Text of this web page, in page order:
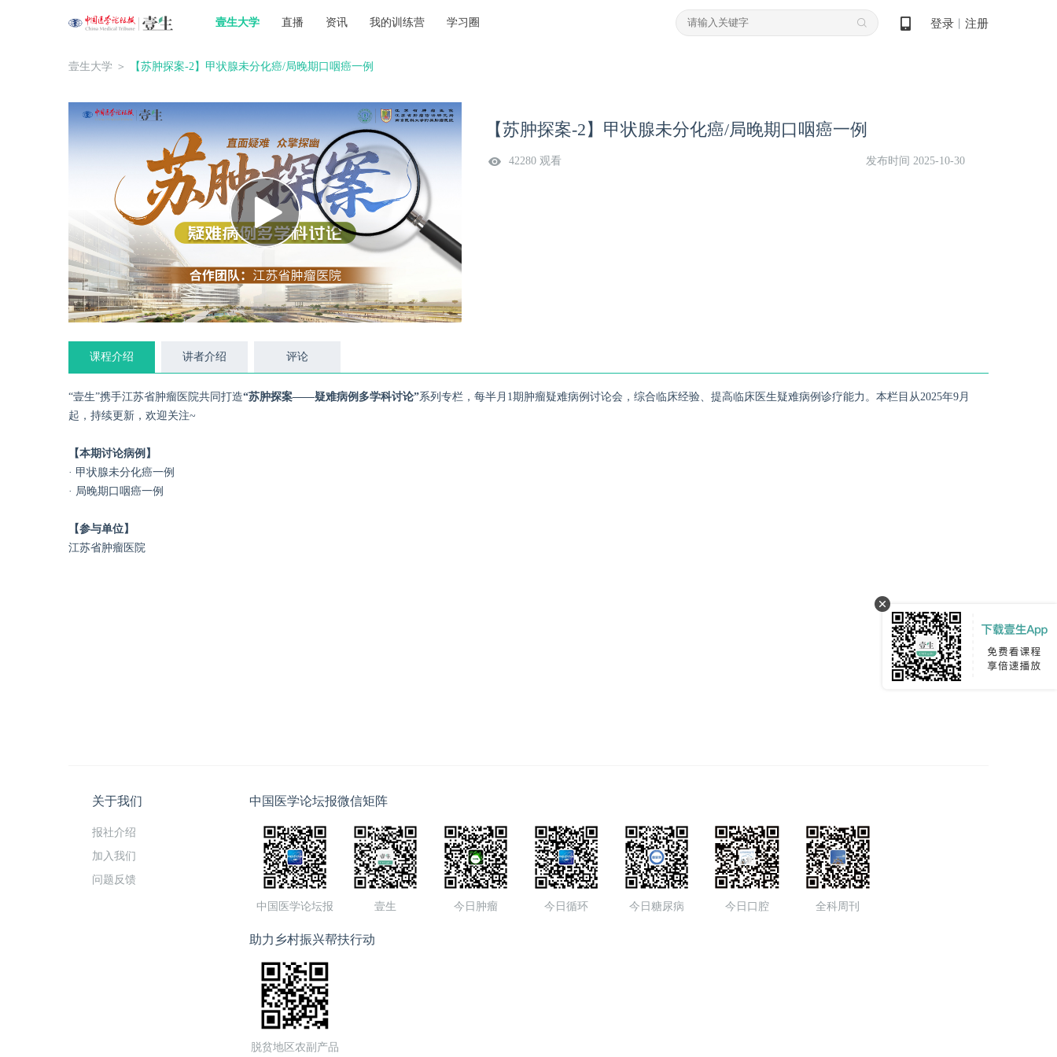
壹生大学 直播 资讯 我的训练营 学习圈 登录 注册
壹生大学 ＞ 【苏肿探案-2】甲状腺未分化癌/局晚期口咽癌一例
【苏肿探案-2】甲状腺未分化癌/局晚期口咽癌一例
42280 观看 发布时间 2025-10-30
课程介绍 讲者介绍 评论
“壹生”携手江苏省肿瘤医院共同打造“苏肿探案——疑难病例多学科讨论”系列专栏，每半月1期肿瘤疑难病例讨论会，综合临床经验、提高临床医生疑难病例诊疗能力。本栏目从2025年9月
起，持续更新，欢迎关注~
【本期讨论病例】
· 甲状腺未分化癌一例
· 局晚期口咽癌一例
【参与单位】
江苏省肿瘤医院
关于我们
报社介绍
加入我们
问题反馈
中国医学论坛报微信矩阵
中国医学论坛报 壹生 今日肿瘤 今日循环 今日糖尿病 今日口腔 全科周刊
助力乡村振兴帮扶行动
脱贫地区农副产品